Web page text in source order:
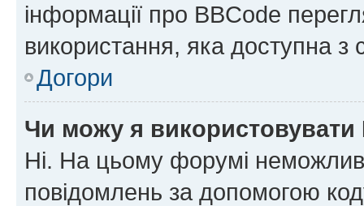
інформації про BBCode
використання, яка доступна з
Догори
Чи можу я використовувати
Ні. На цьому форумі
повідомлень за допомогою